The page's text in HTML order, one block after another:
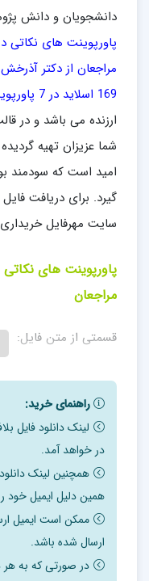
دانشجویان و دانش
پاورپوینت های نکاتی
مراجعان از دکتر
169 اسلاید در 7 پاورپوینت
شما عزیزان تهیه
امید است که سودمند
گیرد. برای دریافت
سایت مهرفایل خریداری
پاورپوینت های نکاتی
مراجعان
قسمتی از متن فایل:
به این سوالات دقت کنید:
¨معتادان چه
¨در ذهن آنها
¨چرا خیلی وقت
¨چگونه باید با
¨آیا باید برای
راهنمای خرید:
لینک دانلود فایل
در خواهد آمد.
همچنین لینک
همین دلیل ایمیل خود
ارسال شده باشد.
در صورتی که به هر